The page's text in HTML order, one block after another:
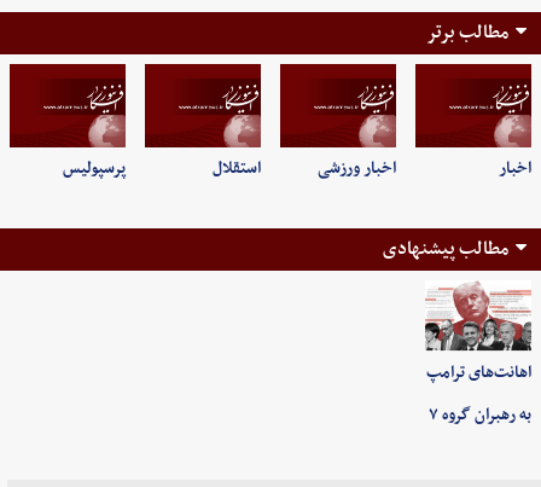
مطالب برتر
اخبار اخبار ورزشی استقلال پرسپولیس
مطالب پیشنهادی
اهانت‌های ترامپ
به رهبران گروه ۷